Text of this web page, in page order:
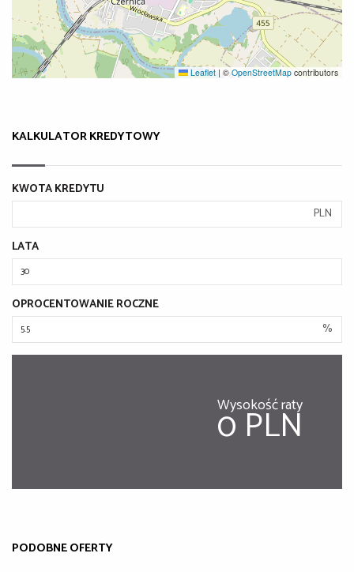
Leaflet | ©OpenStreetMapcontributors
KALKULATOR KREDYTOWY
KWOTA KREDYTU
PLN
LATA
OPROCENTOWANIE ROCZNE
%
Wysokość raty
0 PLN
PODOBNE OFERTY